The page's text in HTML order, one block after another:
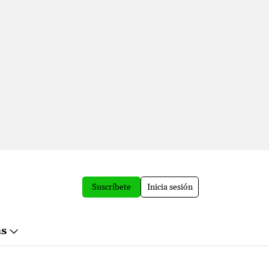
Suscríbete Inicia sesión